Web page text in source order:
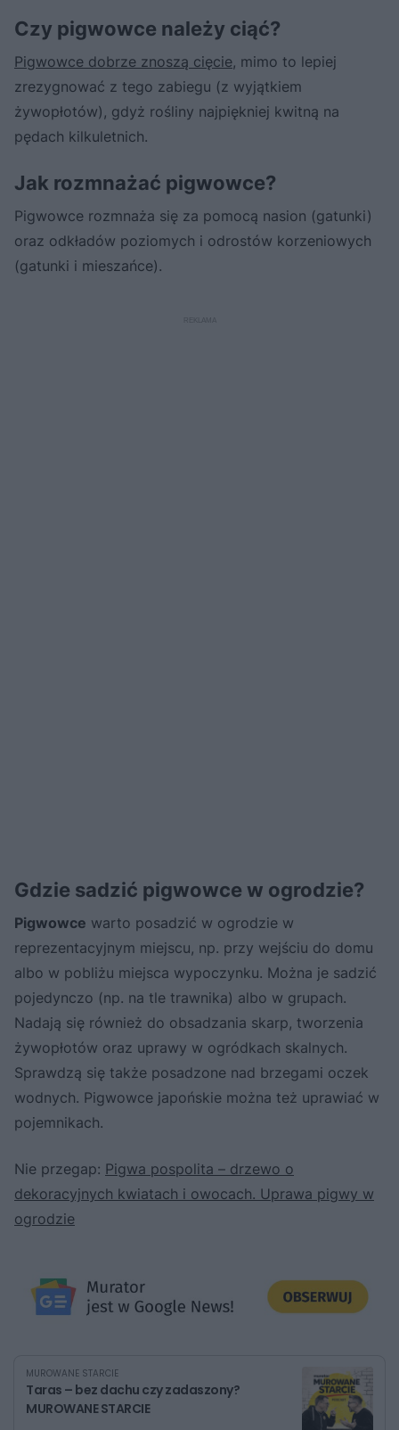
Czy pigwowce należy ciąć?
Pigwowce dobrze znoszą cięcie, mimo to lepiej
zrezygnować z tego zabiegu (z wyjątkiem
żywopłotów), gdyż rośliny najpiękniej kwitną na
pędach kilkuletnich.
Jak rozmnażać pigwowce?
Pigwowce rozmnaża się za pomocą nasion (gatunki)
oraz odkładów poziomych i odrostów korzeniowych
(gatunki i mieszańce).
Gdzie sadzić pigwowce w ogrodzie?
Pigwowce warto posadzić w ogrodzie w
reprezentacyjnym miejscu, np. przy wejściu do domu
albo w pobliżu miejsca wypoczynku. Można je sadzić
pojedynczo (np. na tle trawnika) albo w grupach.
Nadają się również do obsadzania skarp, tworzenia
żywopłotów oraz uprawy w ogródkach skalnych.
Sprawdzą się także posadzone nad brzegami oczek
wodnych. Pigwowce japońskie można też uprawiać w
pojemnikach.
Nie przegap: Pigwa pospolita – drzewo o
dekoracyjnych kwiatach i owocach. Uprawa pigwy w
ogrodzie
MUROWANE STARCIE
Taras – bez dachu czy zadaszony?
MUROWANE STARCIE